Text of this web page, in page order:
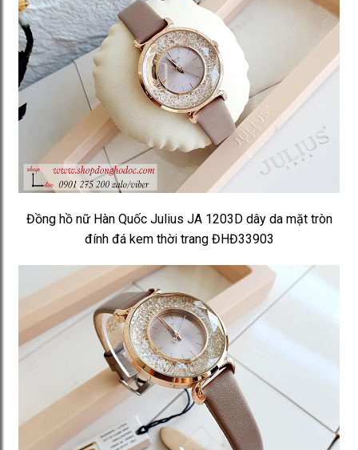
Đồng hồ nữ Hàn Quốc Julius JA 1203D dây da mặt tròn
đính đá kem thời trang ĐHĐ33903